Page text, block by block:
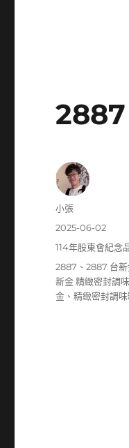
2887
作
小張
發
期:
2025-06-02
分
114年股東會紀念
標
籤
2887 、2887 台
新金 精緻密封調
金 、精緻密封調